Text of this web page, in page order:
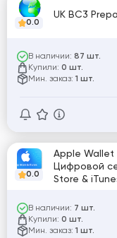
0.0
UK BC3
В наличии: 87 шт.
Купили: 0 шт.
Мин. заказ: 1 шт.
0.0
Apple
Цифровой
Store &
В наличии: 7 шт.
Купили: 0 шт.
Мин. заказ: 1 шт.